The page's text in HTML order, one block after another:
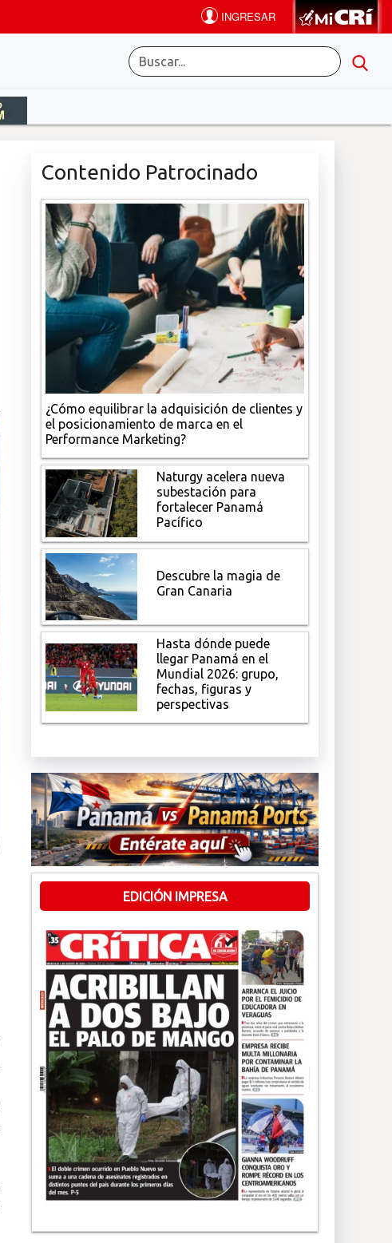
Contenido Patrocinado
¿Cómo equilibrar la adquisición de clientes y
el posicionamiento de marca en el
Performance Marketing?
Naturgy acelera nueva
subestación para
fortalecer Panamá
Pacífico
Descubre la magia de
Gran Canaria
Hasta dónde puede
llegar Panamá en el
Mundial 2026: grupo,
fechas, figuras y
perspectivas
EDICIÓN IMPRESA